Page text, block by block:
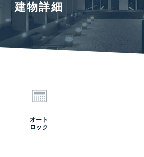
建物詳細
オート
ロック